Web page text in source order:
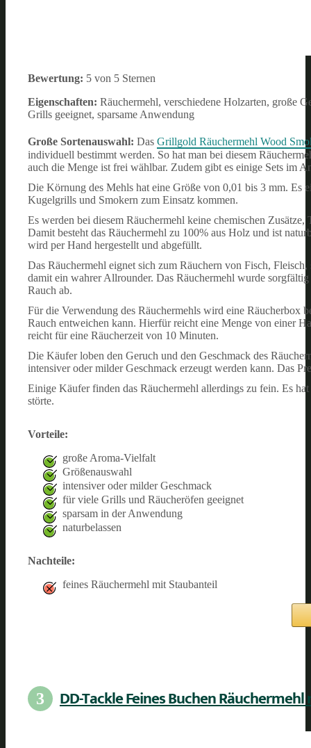
Bewertung: 5 von 5 Sternen
Eigenschaften: Räuchermehl, verschiedene Holzarten, große
Grills geeignet, sparsame Anwendung
Große Sortenauswahl: Das Grillgold Räuchermehl Wood
individuell bestimmt werden. So hat man bei diesem
auch die Menge ist frei wählbar. Zudem gibt es einige Sets im
Die Körnung des Mehls hat eine Größe von 0,01 bis 3 mm. Es
Kugelgrills und Smokern zum Einsatz kommen.
Es werden bei diesem Räuchermehl keine chemischen
Damit besteht das Räuchermehl zu 100% aus Holz und ist
wird per Hand hergestellt und abgefüllt.
Das Räuchermehl eignet sich zum Räuchern von Fisch,
damit ein wahrer Allrounder. Das Räuchermehl wurde
Rauch ab.
Für die Verwendung des Räuchermehls wird eine
Rauch entweichen kann. Hierfür reicht eine Menge von einer
reicht für eine Räucherzeit von 10 Minuten.
Die Käufer loben den Geruch und den Geschmack des
intensiver oder milder Geschmack erzeugt werden kann. Das
Einige Käufer finden das Räuchermehl allerdings zu fein. Es
störte.
Vorteile:
große Aroma-Vielfalt
Größenauswahl
intensiver oder milder Geschmack
für viele Grills und Räucheröfen geeignet
sparsam in der Anwendung
naturbelassen
Nachteile:
feines Räuchermehl mit Staubanteil
3 DD-Tackle Feines Buchen